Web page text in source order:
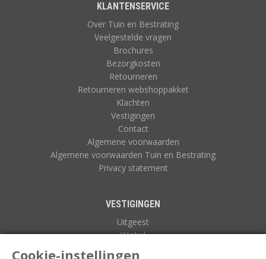
Cookie-instellingen
KLANTENSERVICE
Over Tuin en Bestrating
Veelgestelde vragen
Brochures
Bezorgkosten
Retourneren
Retourneren webshoppakket
Klachten
Vestigingen
Contact
Algemene voorwaarden
Algemene voorwaarden Tuin en Bestrating
Privacy statement
VESTIGINGEN
Uitgeest
Winkel
Zuidoostbeemster